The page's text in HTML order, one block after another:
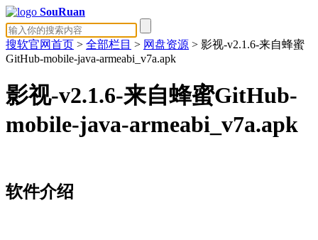
SouRuan
搜软官网首页 > 全部栏目 > 网盘资源 > 影视-v2.1.6-来自蜂蜜
GitHub-mobile-java-armeabi_v7a.apk
影视-v2.1.6-来自蜂蜜GitHub-
mobile-java-armeabi_v7a.apk
软件介绍